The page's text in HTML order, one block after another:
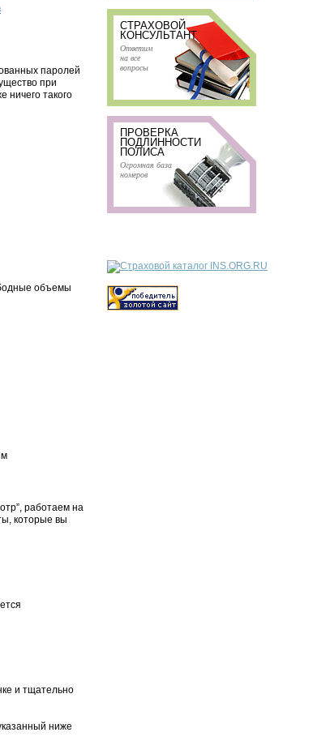
паролей
при
ничего такого
объемы
работаем на
которые вы
и тщательно
ниже
СТРАХОВОЙ
КОНСУЛЬТАНТ
Ответим
на все
вопросы
ПРОВЕРКА
ПОДЛИННОСТИ
ПОЛИСА
Огромная база
номеров